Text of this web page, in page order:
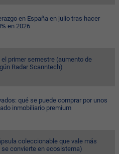
en España en julio tras hacer
en 2026
primer semestre (aumento de
Radar Scanntech)
qué se puede comprar por unos
inmobiliario premium
coleccionable que vale más
convierte en ecosistema)